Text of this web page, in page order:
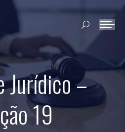
Search:
Jurídico –
19